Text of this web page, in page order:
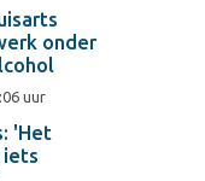
onder
uur
'Het
iets